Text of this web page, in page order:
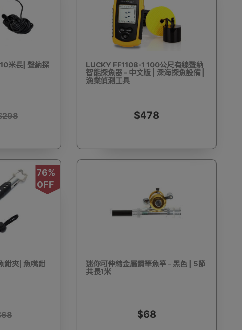
望遠鏡 縫紉機衣車 浮潛用品
烘鞋乾鞋機
室內電話
米長| 聲納探
LUCKY FF1108-1 100公尺有線聲納
智能探魚器 - 中文版 | 深海探魚設備 |
漁業偵測工具
$478
76%
OFF
鉗夾| 魚嘴鉗
迷你可伸縮金屬鋼筆魚竿 - 黑色 | 5節
共長1米
$68